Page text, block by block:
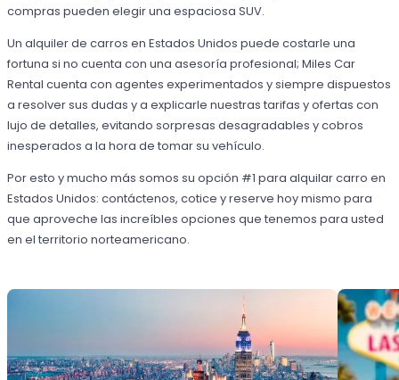
compras pueden elegir una espaciosa SUV.
Un alquiler de carros en Estados Unidos puede costarle una
fortuna si no cuenta con una asesoría profesional; Miles Car
Rental cuenta con agentes experimentados y siempre dispuestos
a resolver sus dudas y a explicarle nuestras tarifas y ofertas con
lujo de detalles, evitando sorpresas desagradables y cobros
inesperados a la hora de tomar su vehículo.
Por esto y mucho más somos su opción #1 para alquilar carro en
Estados Unidos: contáctenos, cotice y reserve hoy mismo para
que aproveche las increíbles opciones que tenemos para usted
en el territorio norteamericano.